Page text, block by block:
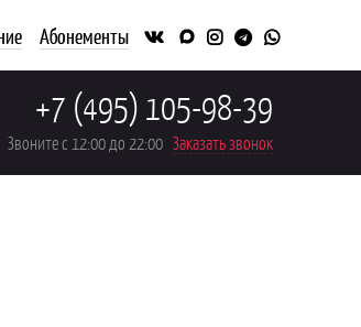
Абонементы
+7 (495) 105-98-39
Звоните с 12:00 до 22:00 Заказать звонок